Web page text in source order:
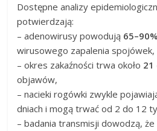
Dostępne analizy
potwierdzają:
– adenowirusy powodują 65–90%
wirusowego zapalenia spojówek,
– okres zakaźności trwa około 21
objawów,
– nacieki rogówki zwykle
dniach i mogą trwać od 2 do 12
– badania transmisji dowodzą, że